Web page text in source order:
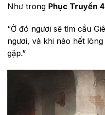
Như trong Phục Truyền
“Ở đó ngươi sẽ tìm cầu
ngươi, và khi nào hết
gặp.”